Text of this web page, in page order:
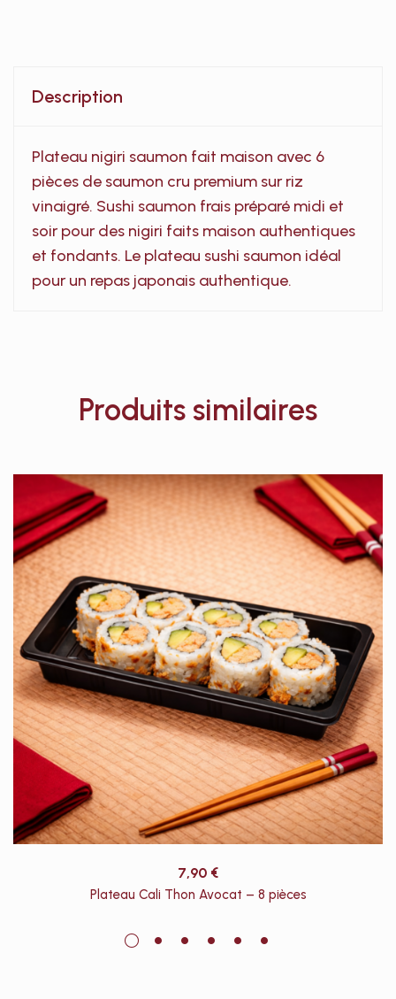
Description
Plateau nigiri saumon fait maison avec 6
pièces de saumon cru premium sur riz
vinaigré. Sushi saumon frais préparé midi et
soir pour des nigiri faits maison authentiques
et fondants. Le plateau sushi saumon idéal
pour un repas japonais authentique.
Produits similaires
7,90 €
Plateau Cali Thon Avocat – 8 pièces